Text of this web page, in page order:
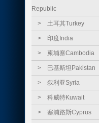
Republic
> 土耳其Turkey
> 印度India
> 柬埔寨Cambodia
> 巴基斯坦Pakistan
> 叙利亚Syria
> 科威特Kuwait
> 塞浦路斯Cyprus